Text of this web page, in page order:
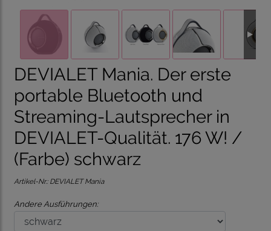
DEVIALET Mania. Der erste
portable Bluetooth und
Streaming-Lautsprecher in
DEVIALET-Qualität. 176 W! /
(Farbe) schwarz
Artikel-Nr.: DEVIALET Mania
Andere Ausführungen: